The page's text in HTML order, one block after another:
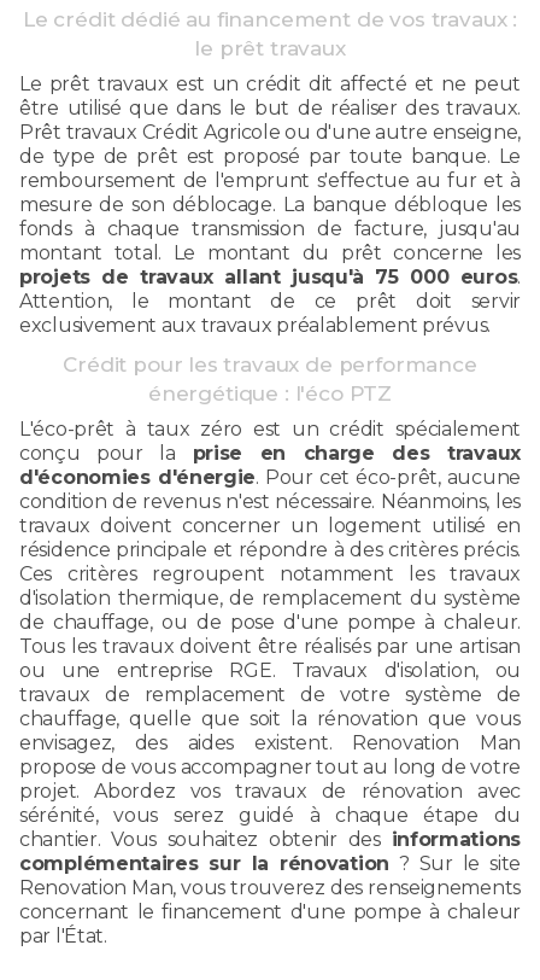
Le crédit dédié au financement de vos travaux :
le prêt travaux
Le prêt travaux est un crédit dit affecté et ne peut
être utilisé que dans le but de réaliser des travaux.
Prêt travaux Crédit Agricole ou d'une autre enseigne,
de type de prêt est proposé par toute banque. Le
remboursement de l'emprunt s'effectue au fur et à
mesure de son déblocage. La banque débloque les
fonds à chaque transmission de facture, jusqu'au
montant total. Le montant du prêt concerne les
projets de travaux allant jusqu'à 75 000 euros.
Attention, le montant de ce prêt doit servir
exclusivement aux travaux préalablement prévus.
Crédit pour les travaux de performance
énergétique : l'éco PTZ
L'éco-prêt à taux zéro est un crédit spécialement
conçu pour la prise en charge des travaux
d'économies d'énergie. Pour cet éco-prêt, aucune
condition de revenus n'est nécessaire. Néanmoins, les
travaux doivent concerner un logement utilisé en
résidence principale et répondre à des critères précis.
Ces critères regroupent notamment les travaux
d'isolation thermique, de remplacement du système
de chauffage, ou de pose d'une pompe à chaleur.
Tous les travaux doivent être réalisés par une artisan
ou une entreprise RGE. Travaux d'isolation, ou
travaux de remplacement de votre système de
chauffage, quelle que soit la rénovation que vous
envisagez, des aides existent. Renovation Man
propose de vous accompagner tout au long de votre
projet. Abordez vos travaux de rénovation avec
sérénité, vous serez guidé à chaque étape du
chantier. Vous souhaitez obtenir des informations
complémentaires sur la rénovation ? Sur le site
Renovation Man, vous trouverez des renseignements
concernant le financement d'une pompe à chaleur
par l'État.